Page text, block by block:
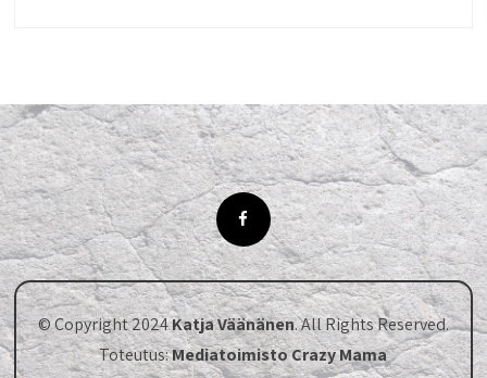
© Copyright 2024Katja Väänänen. All Rights Reserved.
Toteutus:Mediatoimisto Crazy Mama